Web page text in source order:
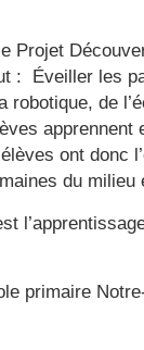
Projet
: Éveiller les
de
ont donc
du
primaire